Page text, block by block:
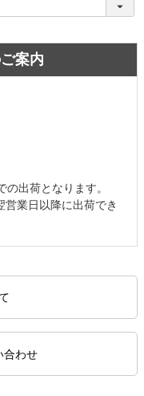
須
案内
出荷となります。
業日以降に出荷でき
合わせ